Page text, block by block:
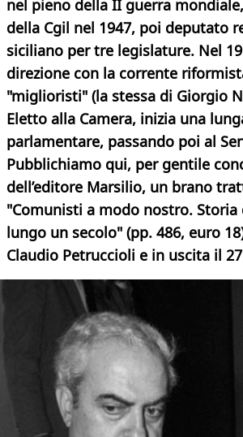
nel pieno della II guerra
della Cgil nel 1947, poi deputato
siciliano per tre legislature. Nel
direzione con la corrente
"miglioristi" (la stessa di Giorgio
Eletto alla Camera, inizia una
parlamentare, passando poi al
Pubblichiamo qui, per gentile
dell’editore Marsilio, un brano
"Comunisti a modo nostro.
lungo un secolo" (pp. 486, euro
Claudio Petruccioli e in uscita il